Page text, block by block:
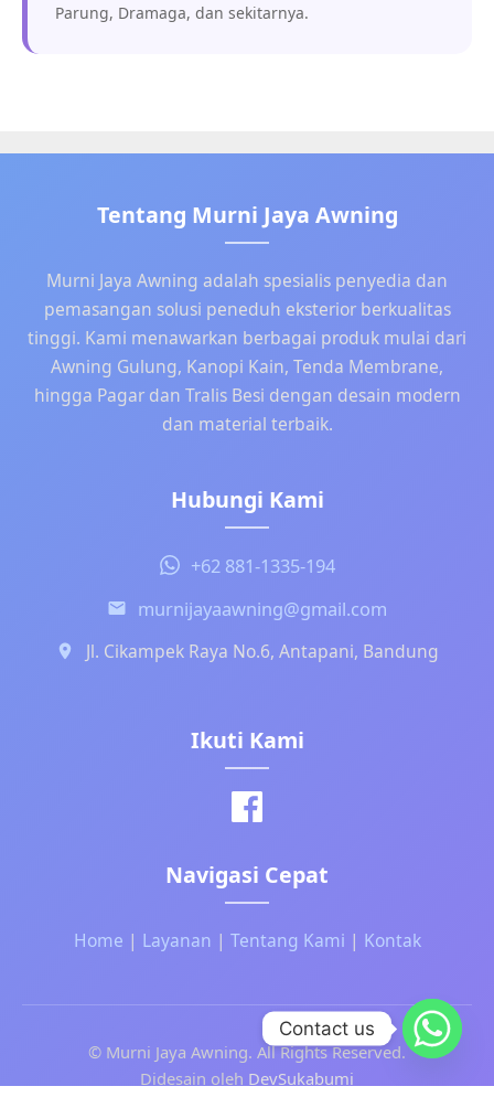
Parung, Dramaga, dan sekitarnya.
Tentang Murni Jaya Awning
Murni Jaya Awning adalah spesialis penyedia dan
pemasangan solusi peneduh eksterior berkualitas
tinggi. Kami menawarkan berbagai produk mulai dari
Awning Gulung, Kanopi Kain, Tenda Membrane,
hingga Pagar dan Tralis Besi dengan desain modern
dan material terbaik.
Hubungi Kami
+62 881-1335-194
murnijayaawning@gmail.com
Jl. Cikampek Raya No.6, Antapani, Bandung
Ikuti Kami
Navigasi Cepat
Home | Layanan | Tentang Kami | Kontak
© Murni Jaya Awning. All Rights Reserved.
Didesain oleh DevSukabumi
Contact us